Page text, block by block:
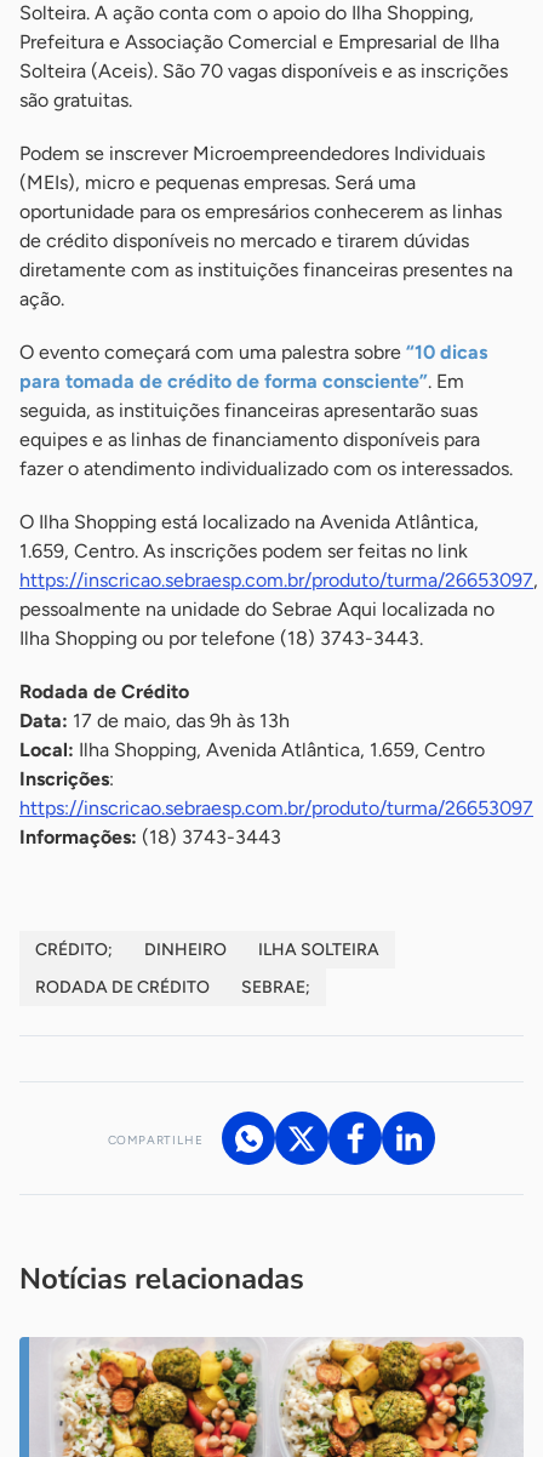
Solteira. A ação conta com o apoio do Ilha Shopping,
Prefeitura e Associação Comercial e Empresarial de Ilha
Solteira (Aceis). São 70 vagas disponíveis e as inscrições
são gratuitas.
Podem se inscrever Microempreendedores Individuais
(MEIs), micro e pequenas empresas. Será uma
oportunidade para os empresários conhecerem as linhas
de crédito disponíveis no mercado e tirarem dúvidas
diretamente com as instituições financeiras presentes na
ação.
O evento começará com uma palestra sobre “10 dicas
para tomada de crédito de forma consciente”. Em
seguida, as instituições financeiras apresentarão suas
equipes e as linhas de financiamento disponíveis para
fazer o atendimento individualizado com os interessados.
O Ilha Shopping está localizado na Avenida Atlântica,
1.659, Centro. As inscrições podem ser feitas no link
https://inscricao.sebraesp.com.br/produto/turma/26653097,
pessoalmente na unidade do Sebrae Aqui localizada no
Ilha Shopping ou por telefone (18) 3743-3443.
Rodada de Crédito
Data: 17 de maio, das 9h às 13h
Local: Ilha Shopping, Avenida Atlântica, 1.659, Centro
Inscrições:
https://inscricao.sebraesp.com.br/produto/turma/26653097
Informações: (18) 3743-3443
CRÉDITO; DINHEIRO
ILHA SOLTEIRA
RODADA DE CRÉDITO
SEBRAE;
COMPARTILHE
Notícias relacionadas